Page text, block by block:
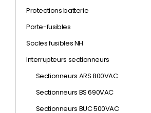
Protections batterie
Porte-fusibles
Socles fusibles NH
Interrupteurs sectionneurs
Sectionneurs ARS 800VAC
Sectionneurs BS 690VAC
Sectionneurs BUC 500VAC